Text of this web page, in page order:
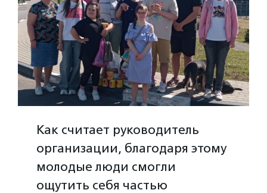
Как считает руководитель
организации, благодаря этому
молодые люди смогли
ощутить себя частью